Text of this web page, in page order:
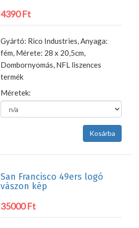
4390 Ft
Gyártó: Rico Industries, Anyaga:
fém, Mérete: 28 x 20,5cm,
Dombornyomás, NFL liszences
termék
Méretek:
San Francisco 49ers logó
vászon kép
35000 Ft